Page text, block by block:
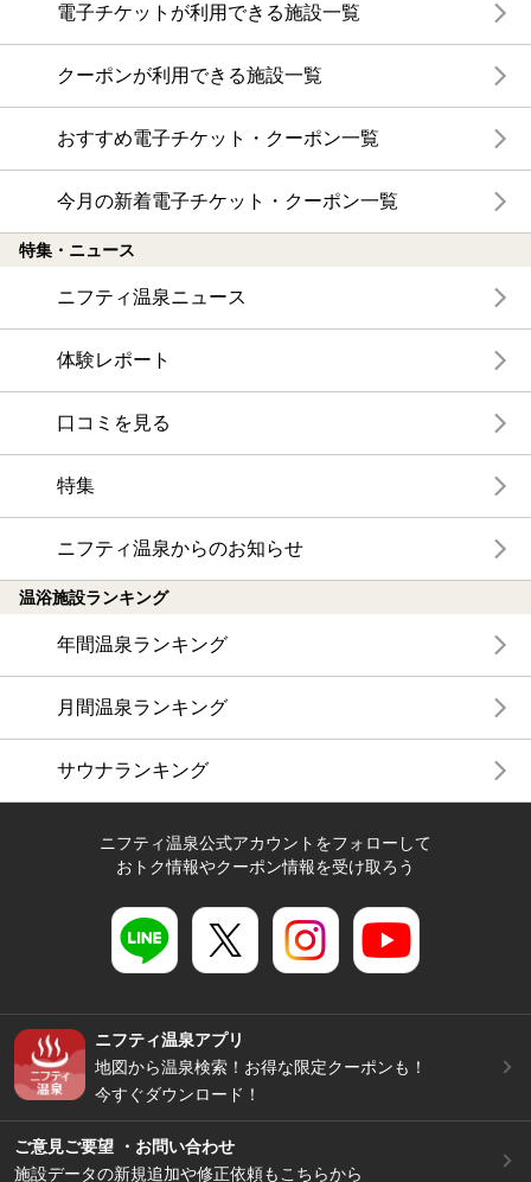
電子チケットが利用できる施設一覧
クーポンが利用できる施設一覧
おすすめ電子チケット・クーポン一覧
今月の新着電子チケット・クーポン一覧
特集・ニュース
ニフティ温泉ニュース
体験レポート
口コミを見る
特集
ニフティ温泉からのお知らせ
温浴施設ランキング
年間温泉ランキング
月間温泉ランキング
サウナランキング
ニフティ温泉公式アカウントをフォローして
おトク情報やクーポン情報を受け取ろう
ニフティ温泉アプリ
地図から温泉検索！お得な限定クーポンも！
今すぐダウンロード！
ご意見ご要望 ・お問い合わせ
施設データの新規追加や修正依頼もこちらから